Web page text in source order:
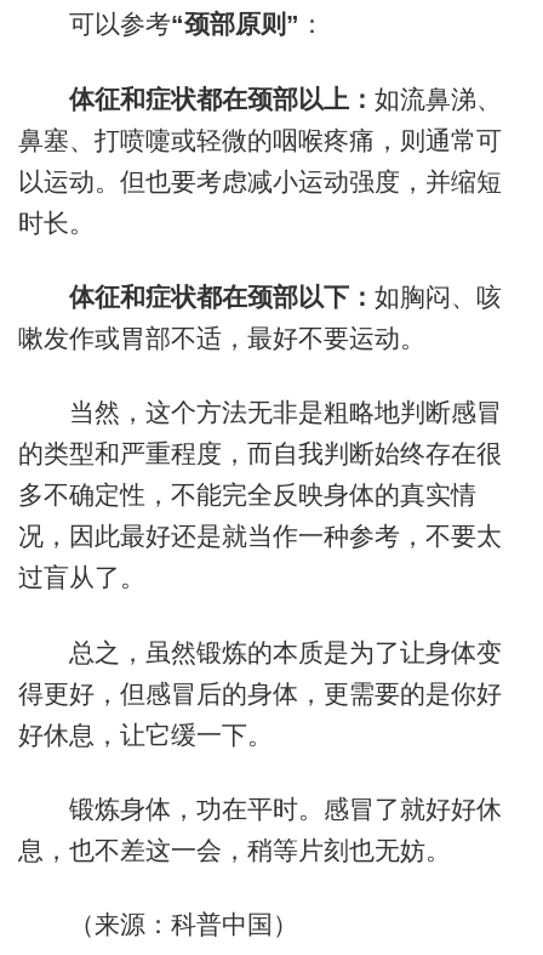
可以参考“颈部原则” ：
体征和症状都在颈部以上： 如流鼻涕、
鼻塞、打喷嚏或轻微的咽喉疼痛，则通常可
以运动。但也要考虑减小运动强度，并缩短
时长。
体征和症状都在颈部以下： 如胸闷、咳
嗽发作或胃部不适，最好不要运动。
当然，这个方法无非是粗略地判断感冒
的类型和严重程度，而自我判断始终存在很
多不确定性，不能完全反映身体的真实情
况，因此最好还是就当作一种参考，不要太
过盲从了。
总之，虽然锻炼的本质是为了让身体变
得更好，但感冒后的身体，更需要的是你好
好休息，让它缓一下。
锻炼身体，功在平时。感冒了就好好休
息，也不差这一会，稍等片刻也无妨。
（来源：科普中国）